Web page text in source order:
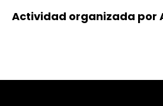
Actividad organizada por